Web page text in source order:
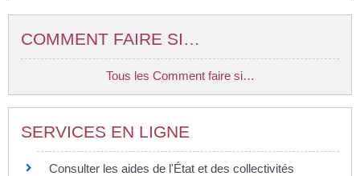
COMMENT FAIRE SI…
Tous les Comment faire si…
SERVICES EN LIGNE
Consulter les aides de l'État et des collectivités